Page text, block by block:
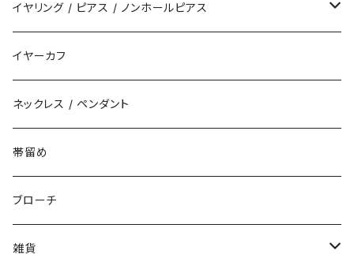
イヤリング / ピアス / ノンホールピアス
揺れるタイプ
花（直径3cm）
花（直径2.5cm）
揺れないタイプ
花
星
イヤーカフ
ネックレス / ペンダント
帯留め
ブローチ
雑貨